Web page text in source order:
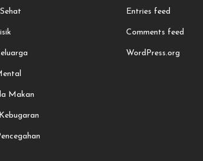
Makan
Entries feed
Comments feed
WordPress.org